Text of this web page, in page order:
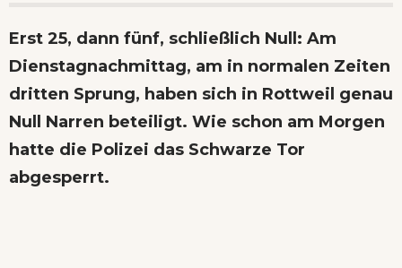
Erst 25, dann fünf, schließlich Null: Am
Dienstagnachmittag, am in normalen Zeiten
dritten Sprung, haben sich in Rottweil genau
Null Narren beteiligt. Wie schon am Morgen
hatte die Polizei das Schwarze Tor
abgesperrt.